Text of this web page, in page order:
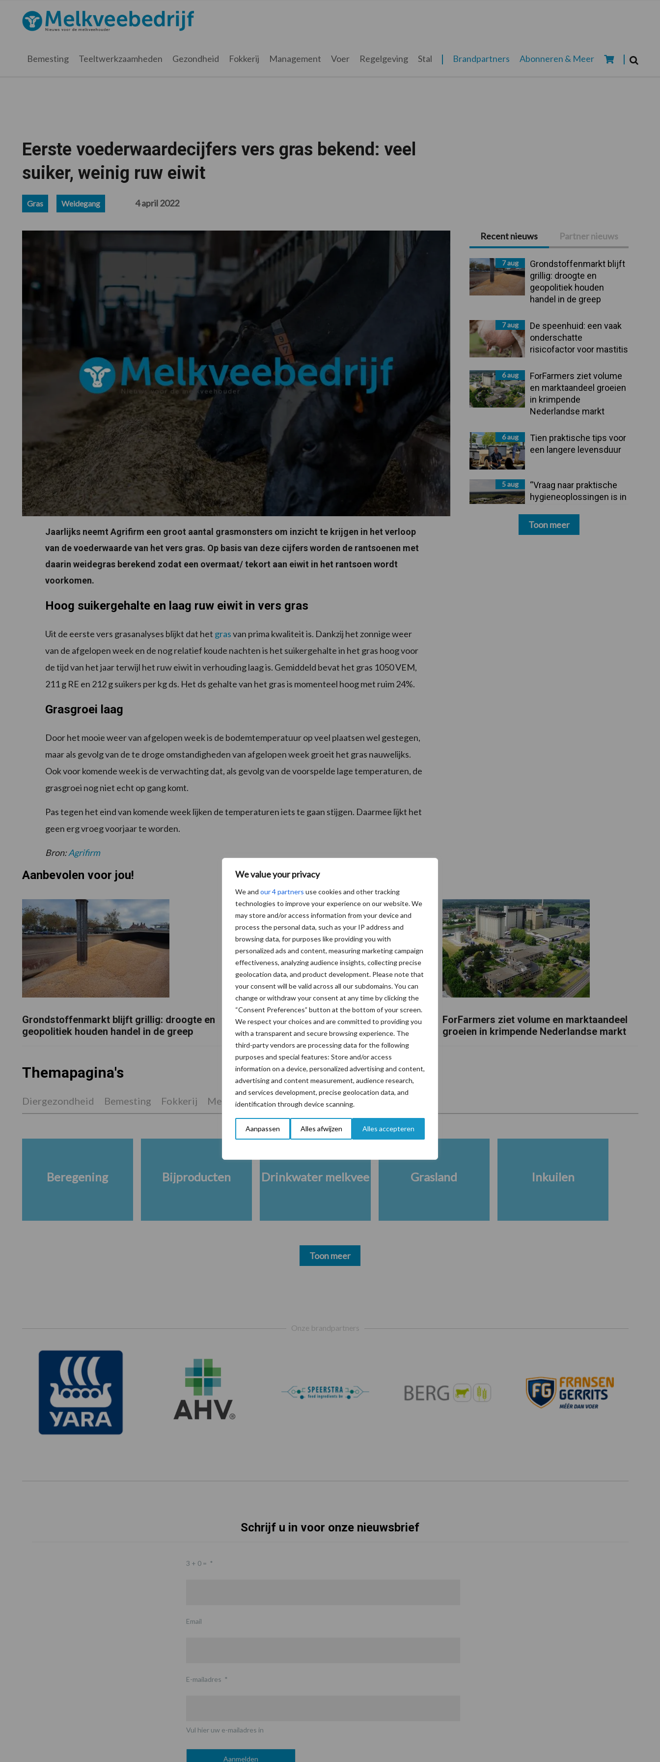
We value your privacy
We and our 4 partners use cookies and other tracking
technologies to improve your experience on our website. We
may store and/or access information from your device and
process the personal data, such as your IP address and
browsing data, for purposes like providing you with
personalized ads and content, measuring marketing campaign
effectiveness, analyzing audience insights, collecting precise
geolocation data, and product development. Please note that
your consent will be valid across all our subdomains. You can
change or withdraw your consent at any time by clicking the
“Consent Preferences” button at the bottom of your screen.
We respect your choices and are committed to providing you
with a transparent and secure browsing experience. The
third-party vendors are processing data for the following
purposes and special features: Store and/or access
information on a device, personalized advertising and content,
advertising and content measurement, audience research,
and services development, precise geolocation data, and
identification through device scanning.
Aanpassen Alles afwijzen Alles accepteren
hoofdnavigatie
hoofd
eerste
voettekst
Melkveebedrijf.nl
Bemesting Teeltwerkzaamheden Gezondheid Fokkerij Management Voer Regelgeving Stal Brandpartners Abonneren & Meer
Eerste voederwaardecijfers vers gras bekend: veel
suiker, weinig ruw eiwit
Gras Weidegang 4 april 2022
Jaarlijks neemt Agrifirm een groot aantal grasmonsters om inzicht te krijgen in het verloop
van de voederwaarde van het vers gras. Op basis van deze cijfers worden de rantsoenen met
daarin weidegras berekend zodat een overmaat/ tekort aan eiwit in het rantsoen wordt
voorkomen.
Hoog suikergehalte en laag ruw eiwit in vers gras
Uit de eerste vers grasanalyses blijkt dat het grasvan prima kwaliteit is. Dankzij het zonnige weer
van de afgelopen week en de nog relatief koude nachten is het suikergehalte in het gras hoog voor
de tijd van het jaar terwijl het ruw eiwit in verhouding laag is. Gemiddeld bevat het gras 1050 VEM,
211 g RE en 212 g suikers per kg ds. Het ds gehalte van het gras is momenteel hoog met ruim 24%.
Grasgroei laag
Door het mooie weer van afgelopen week is de bodemtemperatuur op veel plaatsen wel gestegen,
maar als gevolg van de te droge omstandigheden van afgelopen week groeit het gras nauwelijks.
Ook voor komende week is de verwachting dat, als gevolg van de voorspelde lage temperaturen, de
grasgroei nog niet echt op gang komt.
Pas tegen het eind van komende week lijken de temperaturen iets te gaan stijgen. Daarmee lijkt het
geen erg vroeg voorjaar te worden.
Bron:Agrifirm
Primaire
Sidebar
Recent nieuws Partner nieuws
7 aug
Grondstoffenmarkt blijft
grillig: droogte en
geopolitiek houden
handel in de greep
7 aug
De speenhuid: een vaak
onderschatte
risicofactor voor mastitis
6 aug
ForFarmers ziet volume
en marktaandeel groeien
in krimpende
Nederlandse markt
6 aug
Tien praktische tips voor
een langere levensduur
5 aug
“Vraag naar praktische
hygieneoplossingen is in
Toon meer
Aanbevolen voor jou!
Grondstoffenmarkt blijft grillig: droogte en
geopolitiek houden handel in de greep
De speenhuid: een vaak onderschatte
risicofactor voor mastitis
ForFarmers ziet volume en marktaandeel
groeien in krimpende Nederlandse markt
Themapagina's
Diergezondheid Bemesting Fokkerij Melkveebedrijf Veevoer Wet en regelgeving
Beregening Bijproducten Drinkwater melkvee Grasland Inkuilen
Toon meer
Onze brandpartners
Schrijf u in voor onze nieuwsbrief
3 + 0 = *
Email
E-mailadres *
Vul hier uw e-mailadres in